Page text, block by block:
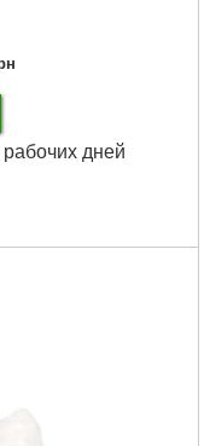
рабочих дней